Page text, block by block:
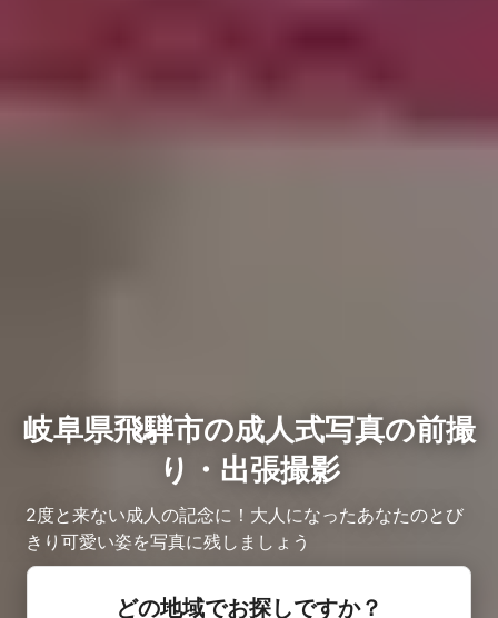
岐阜県飛騨市の成人式写真の前撮
り・出張撮影
2度と来ない成人の記念に！大人になったあなたのとび
きり可愛い姿を写真に残しましょう
どの地域でお探しですか？